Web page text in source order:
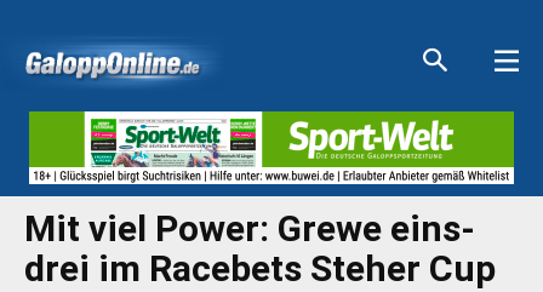
Mit viel Power: Grewe eins-
drei im Racebets Steher Cup